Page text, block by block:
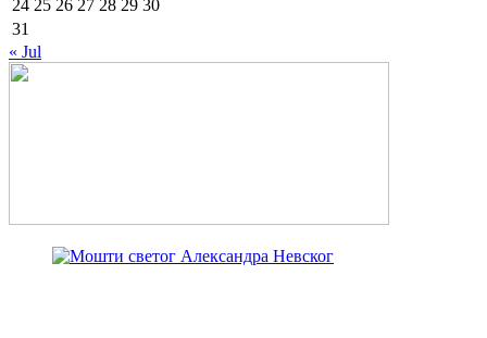
24 25 26 27 28 29 30
31
« Jul